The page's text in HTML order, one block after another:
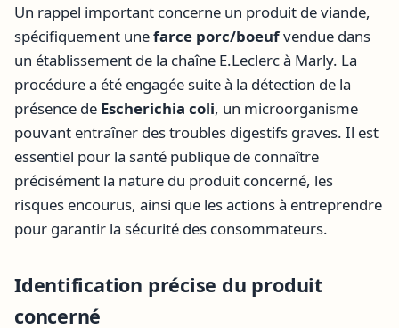
Un rappel important concerne un produit de viande,
spécifiquement unefarce porc/boeufvendue dans
un établissement de la chaîne E.Leclerc à Marly. La
procédure a été engagée suite à la détection de la
présence de Escherichia coli, un microorganisme
pouvant entraîner des troubles digestifs graves. Il est
essentiel pour la santé publique de connaître
précisément la nature du produit concerné, les
risques encourus, ainsi que les actions à entreprendre
pour garantir la sécurité des consommateurs.
Identification précise du produit
concerné